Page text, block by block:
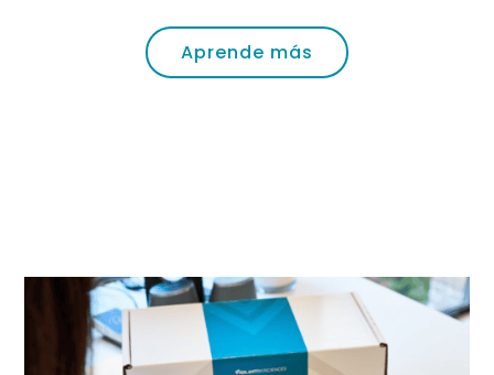
Aprende más